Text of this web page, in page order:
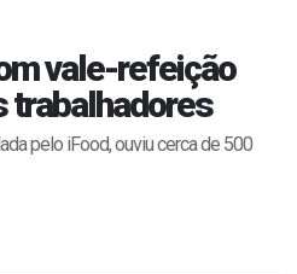
vale-refeição
trabalhadores
pelo iFood, ouviu cerca de 500